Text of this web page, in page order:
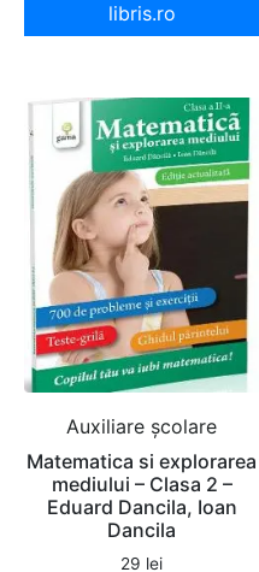
libris.ro
Auxiliare şcolare
Matematica si explorarea
mediului – Clasa 2 –
Eduard Dancila, Ioan
Dancila
29 lei